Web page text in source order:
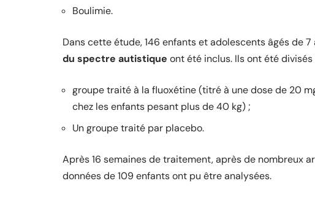
Boulimie.
Dans cette étude, 146 enfants et adolescents âgés de
du spectre autistique ont été inclus. Ils ont été
groupe traité à la fluoxétine (titré à une dose de 20
chez les enfants pesant plus de 40 kg) ;
Un groupe traité par placebo.
Après 16 semaines de traitement, après de nombreux
données de 109 enfants ont pu être analysées.